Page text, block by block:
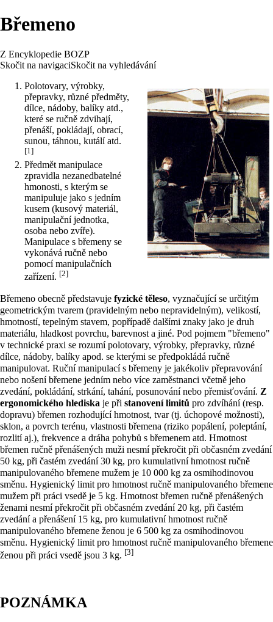
Břemeno
Z Encyklopedie BOZP
Skočit na navigaciSkočit na vyhledávání
Polotovary, výrobky,
přepravky, různé předměty,
dílce, nádoby, balíky atd.,
které se ručně zdvihají,
přenáší, pokládají, obrací,
sunou, táhnou, kutálí atd.
[1]
Předmět manipulace
zpravidla nezanedbatelné
hmonosti, s kterým se
manipuluje jako s jedním
kusem (kusový materiál,
manipulační jednotka,
osoba nebo zvíře).
Manipulace s břemeny se
vykonává ručně nebo
pomocí manipulačních
zařízení. [2]
Břemeno obecně představuje fyzické těleso, vyznačující se určitým
geometrickým tvarem (pravidelným nebo nepravidelným), velikostí,
hmotností, tepelným stavem, popřípadě dalšími znaky jako je druh
materiálu, hladkost povrchu, barevnost a jiné. Pod pojmem "břemeno"
v technické praxi se rozumí polotovary, výrobky, přepravky, různé
dílce, nádoby, balíky apod. se kterými se předpokládá ručně
manipulovat. Ruční manipulací s břemeny je jakékoliv přepravování
nebo nošení břemene jedním nebo více zaměstnanci včetně jeho
zvedání, pokládání, strkání, tahání, posunování nebo přemisťování. Z
ergonomického hlediska je při stanovení limitů pro zdvíhání (resp.
dopravu) břemen rozhodující hmotnost, tvar (tj. úchopové možnosti),
sklon, a povrch terénu, vlastnosti břemena (riziko popálení, poleptání,
rozlití aj.), frekvence a dráha pohybů s břemenem atd. Hmotnost
břemen ručně přenášených muži nesmí překročit při občasném zvedání
50 kg, při častém zvedání 30 kg, pro kumulativní hmotnost ručně
manipulovaného břemene mužem je 10 000 kg za osmihodinovou
směnu. Hygienický limit pro hmotnost ručně manipulovaného břemene
mužem při práci vsedě je 5 kg. Hmotnost břemen ručně přenášených
ženami nesmí překročit při občasném zvedání 20 kg, při častém
zvedání a přenášení 15 kg, pro kumulativní hmotnost ručně
manipulovaného břemene ženou je 6 500 kg za osmihodinovou
směnu. Hygienický limit pro hmotnost ručně manipulovaného břemene
ženou při práci vsedě jsou 3 kg. [3]
POZNÁMKA